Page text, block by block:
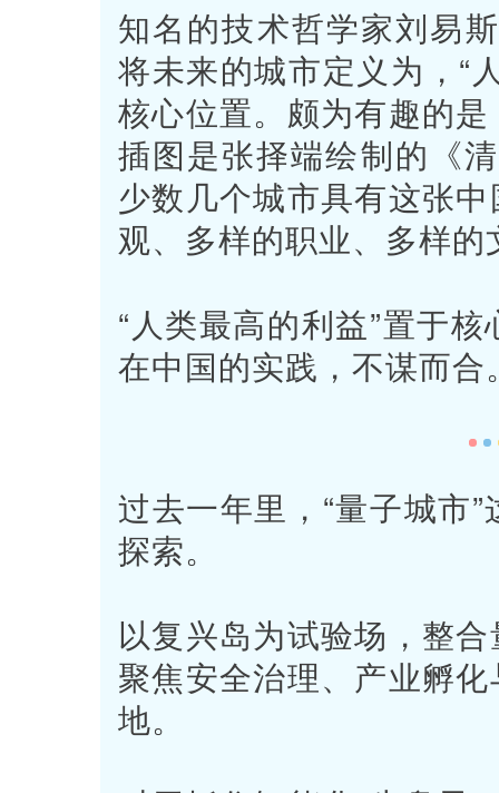
知名的技术哲学家刘易
将未来的城市定义为，“
核心位置。颇为有趣的
插图是张择端绘制的《
少数几个城市具有这张
观、多样的职业、多样
“人类最高的利益”置于
在中国的实践，不谋而合
过去一年里，“量子城市
探索。
以复兴岛为试验场，整
聚焦安全治理、产业孵
地。